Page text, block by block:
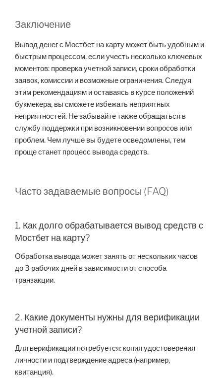
Заключение
Вывод денег с Мостбет на карту может быть удобным и
быстрым процессом, если учесть несколько ключевых
моментов: проверка учетной записи, сроки обработки
заявок, комиссии и возможные ограничения. Следуя
этим рекомендациям и оставаясь в курсе положений
букмекера, вы сможете избежать неприятных
неприятностей. Не забывайте также обращаться в
службу поддержки при возникновении вопросов или
проблем. Чем лучше вы будете осведомлены, тем
проще станет процесс вывода средств.
Часто задаваемые вопросы (FAQ)
1. Как долго обрабатывается вывод средств с
Мостбет на карту?
Обработка вывода может занять от нескольких часов
до 3 рабочих дней в зависимости от способа
транзакции.
2. Какие документы нужны для верификации
учетной записи?
Для верификации потребуется: копия удостоверения
личности и подтверждение адреса (например,
квитанция).